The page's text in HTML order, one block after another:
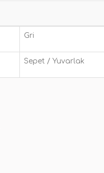
Gri
Sepet / Yuvarlak